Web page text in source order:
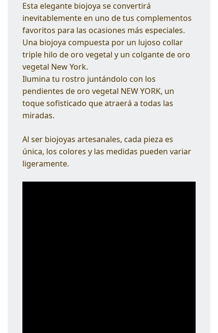
Esta elegante biojoya se convertirá
inevitablemente en uno de tus complementos
favoritos para las ocasiones más especiales.
Una biojoya compuesta por un lujoso collar
triple hilo de oro vegetal y un colgante de oro
vegetal New York.
Ilumina tu rostro juntándolo con los
pendientes de oro vegetal NEW YORK, un
toque sofisticado que atraerá a todas las
miradas.
Al ser biojoyas artesanales, cada pieza es
única, los colores y las medidas pueden variar
ligeramente.